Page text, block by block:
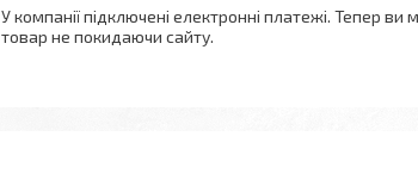
У компанії підключені електронні платежі. Тепер
товар не покидаючи сайту.